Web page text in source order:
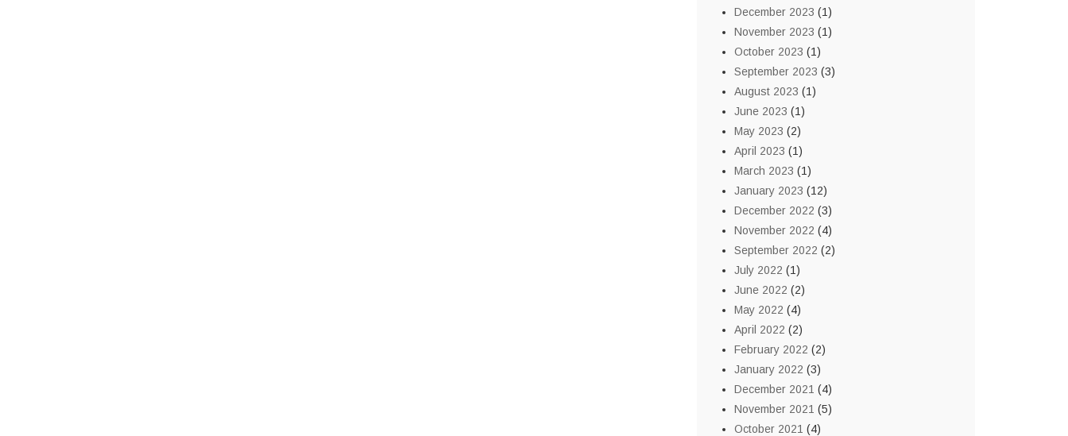
December 2023 (1)
November 2023 (1)
October 2023 (1)
September 2023 (3)
August 2023 (1)
June 2023 (1)
May 2023 (2)
April 2023 (1)
March 2023 (1)
January 2023 (12)
December 2022 (3)
November 2022 (4)
September 2022 (2)
July 2022 (1)
June 2022 (2)
May 2022 (4)
April 2022 (2)
February 2022 (2)
January 2022 (3)
December 2021 (4)
November 2021 (5)
October 2021 (4)